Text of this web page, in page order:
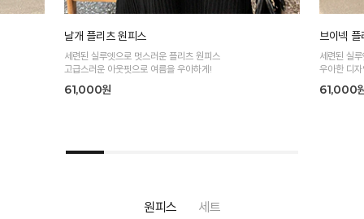
날개 플리츠 원피스
세련된 실루엣으로 멋스러운 플리츠 원피스
고급스러운 아웃핏으로 여름을 우아하게!
61,000원
브이넥
세련된 실
우아한 디
61,000
원피스 세트